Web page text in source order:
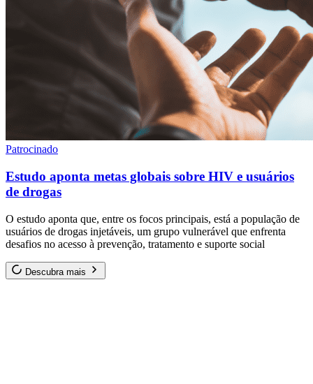
Patrocinado
Estudo aponta metas globais sobre HIV e usuários
de drogas
O estudo aponta que, entre os focos principais, está a população de
usuários de drogas injetáveis, um grupo vulnerável que enfrenta
desafios no acesso à prevenção, tratamento e suporte social
Descubra mais